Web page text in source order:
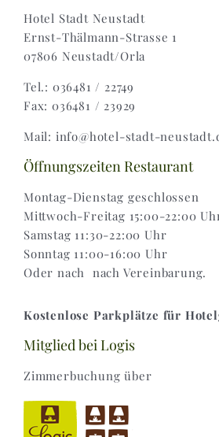
Zahlungsweisen |
Widerruf |
Versand & Lieferung
Hotel Stadt Neustadt
Ernst-Thälmann-Strasse 1
07806 Neustadt/Orla
Tel.: 036481 / 22749
Fax: 036481 / 23929
Mail: info@hotel-stadt-
Öffnungszeiten Restaurant
Montag-Dienstag geschlossen
Mittwoch-Freitag 15:00-22:00
Samstag 11:30-22:00 Uhr
Sonntag 11:00-16:00 Uhr
Oder nach nach Vereinbarung.
Kostenlose Parkplätze für
Mitglied bei Logis
Zimmerbuchung über